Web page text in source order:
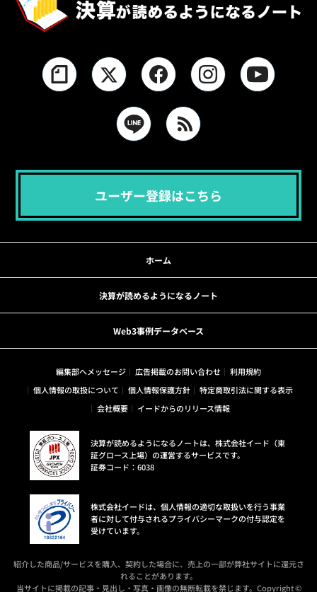
ユーザー登録はこちら
ホーム
決算が読めるようになるノート
Web3事例データベース
編集部へメッセージ 広告掲載のお問い合わせ
利用規約
個人情報の取扱について
個人情報保護方針
特定商取引法に関する表示
会社概要
イードからのリリース情報
決算が読めるようになるノートは、株式会社イード（東
証グロース上場）の運営するサービスです。
証券コード：6038
株式会社イードは、個人情報の適切な取扱いを行う事業
者に対して付与されるプライバシーマークの付与認定を
受けています。
紹介した商品/サービスを購入、契約した場合に、売上の一部が弊社サイトに還元さ
れることがあります。
当サイトに掲載の記事・見出し・写真・画像の無断転載を禁じます。Copyright ©